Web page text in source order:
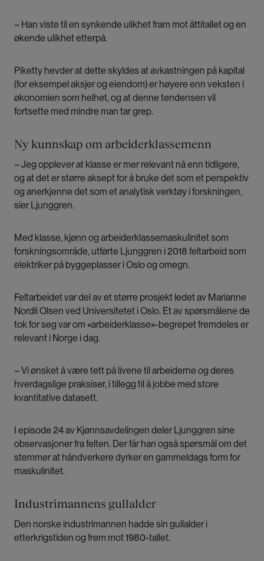
– Han viste til en synkende ulikhet fram mot åttitallet og en
økende ulikhet etterpå.
Piketty hevder at dette skyldes at avkastningen på kapital
(for eksempel aksjer og eiendom) er høyere enn veksten i
økonomien som helhet, og at denne tendensen vil
fortsette med mindre man tar grep.
Ny kunnskap om arbeiderklassemenn
– Jeg opplever at klasse er mer relevant nå enn tidligere,
og at det er større aksept for å bruke det som et perspektiv
og anerkjenne det som et analytisk verktøy i forskningen,
sier Ljunggren.
Med klasse, kjønn og arbeiderklassemaskulinitet som
forskningsområde, utførte Ljunggren i 2018 feltarbeid som
elektriker på byggeplasser i Oslo og omegn.
Feltarbeidet var del av et større prosjekt ledet av Marianne
Nordli Olsen ved Universitetet i Oslo. Et av spørsmålene de
tok for seg var om «arbeiderklasse»-begrepet fremdeles er
relevant i Norge i dag.
– Vi ønsket å være tett på livene til arbeiderne og deres
hverdagslige praksiser, i tillegg til å jobbe med store
kvantitative datasett.
I episode 24 av Kjønnsavdelingen deler Ljunggren sine
observasjoner fra felten. Der får han også spørsmål om det
stemmer at håndverkere dyrker en gammeldags form for
maskulinitet.
Industrimannens gullalder
Den norske industrimannen hadde sin gullalder i
etterkrigstiden og frem mot 1980-tallet.